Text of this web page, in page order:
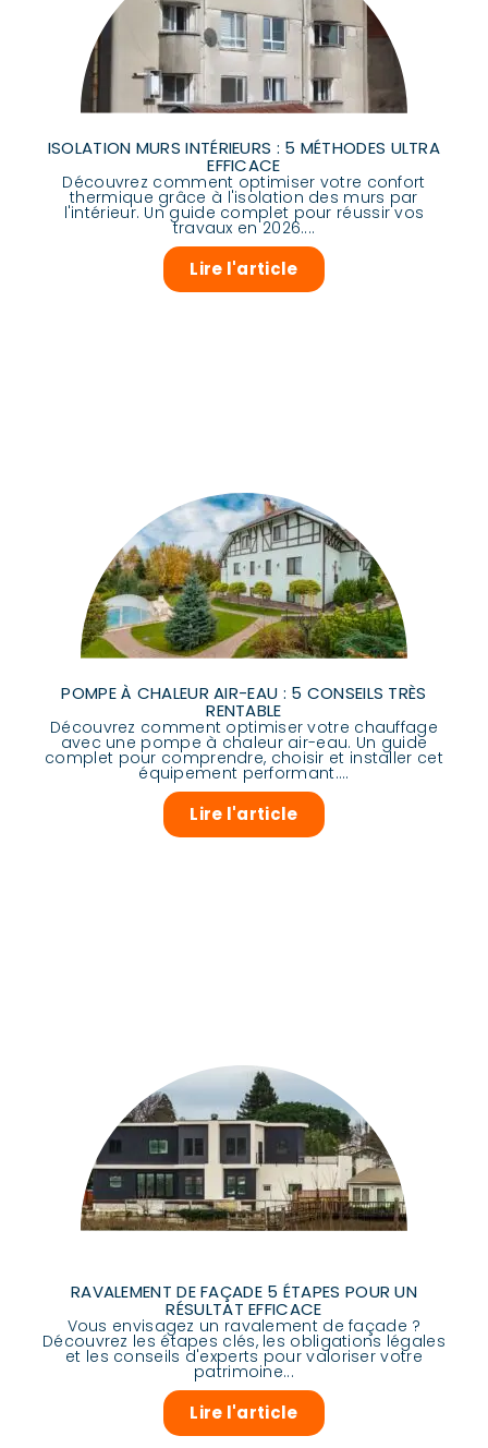
ISOLATION MURS INTÉRIEURS : 5 MÉTHODES ULTRA
EFFICACE
Découvrez comment optimiser votre confort
thermique grâce à l'isolation des murs par
l'intérieur. Un guide complet pour réussir vos
travaux en 2026....
Lire l'article
POMPE À CHALEUR AIR-EAU : 5 CONSEILS TRÈS
RENTABLE
Découvrez comment optimiser votre chauffage
avec une pompe à chaleur air-eau. Un guide
complet pour comprendre, choisir et installer cet
équipement performant....
Lire l'article
RAVALEMENT DE FAÇADE 5 ÉTAPES POUR UN
RÉSULTAT EFFICACE
Vous envisagez un ravalement de façade ?
Découvrez les étapes clés, les obligations légales
et les conseils d'experts pour valoriser votre
patrimoine...
Lire l'article